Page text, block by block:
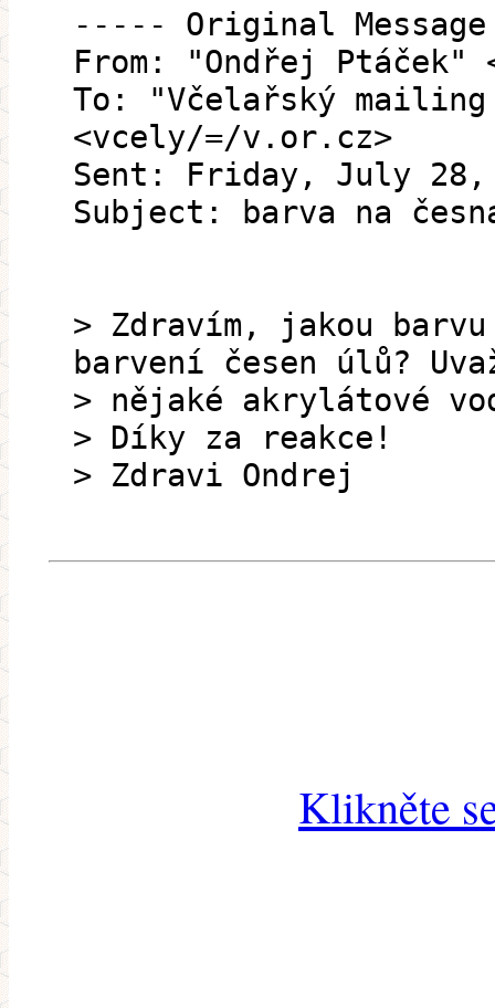
----- Original
From: "Ondřej Ptáček"
To: "Včelařský
<vcely/=/v.or.cz>
Sent: Friday, July 28,
Subject: barva na
> Zdravím, jakou
barvení česen úlů?
> nějaké akrylátové
> Díky za reakce!
> Zdravi Ondrej
Klikněte